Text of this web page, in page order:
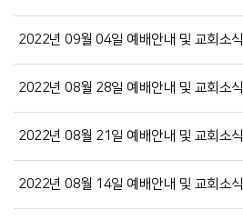
2022년 09월 04일 예배안내 및 교회소식
2022년 08월 28일 예배안내 및 교회소식
2022년 08월 21일 예배안내 및 교회소식
2022년 08월 14일 예배안내 및 교회소식